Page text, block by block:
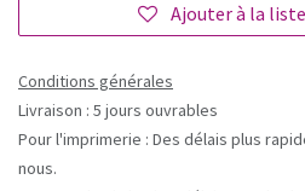
Ajouter à la
Conditions générales
Livraison : 5 jours ouvrables
Pour l'imprimerie : Des délais plus
nous.